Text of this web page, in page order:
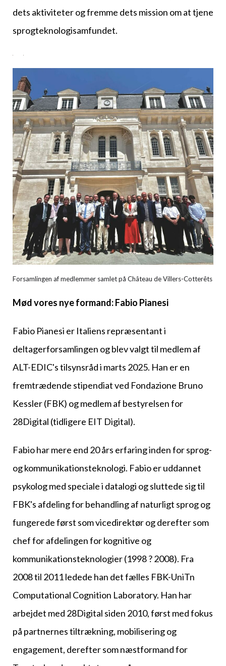
dets aktiviteter og fremme dets mission om at tjene
sprogteknologisamfundet.
Forsamlingen af medlemmer samlet på Château de Villers-Cotterêts
Mød vores nye formand: Fabio Pianesi
Fabio Pianesi er Italiens repræsentant i
deltagerforsamlingen og blev valgt til medlem af
ALT-EDIC's tilsynsråd i marts 2025. Han er en
fremtrædende stipendiat ved Fondazione Bruno
Kessler (FBK) og medlem af bestyrelsen for
28Digital (tidligere EIT Digital).
Fabio har mere end 20 års erfaring inden for sprog-
og kommunikationsteknologi. Fabio er uddannet
psykolog med speciale i datalogi og sluttede sig til
FBK's afdeling for behandling af naturligt sprog og
fungerede først som vicedirektør og derefter som
chef for afdelingen for kognitive og
kommunikationsteknologier (1998 ? 2008). Fra
2008 til 2011 ledede han det fælles FBK-UniTn
Computational Cognition Laboratory. Han har
arbejdet med 28Digital siden 2010, først med fokus
på partnernes tiltrækning, mobilisering og
engagement, derefter som næstformand for